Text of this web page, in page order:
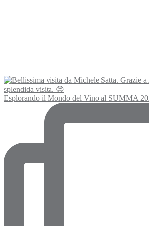
Esplorando il Mondo del Vino al SUMMA